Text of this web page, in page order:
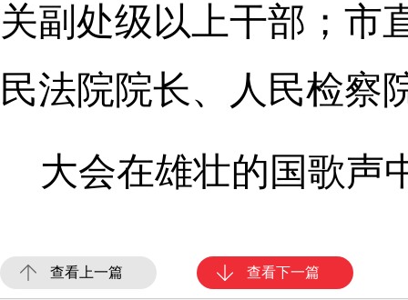
关副处级以上干部；市
民法院院长、人民检察
大会在雄壮的国歌声
查看上一篇 查看下一篇